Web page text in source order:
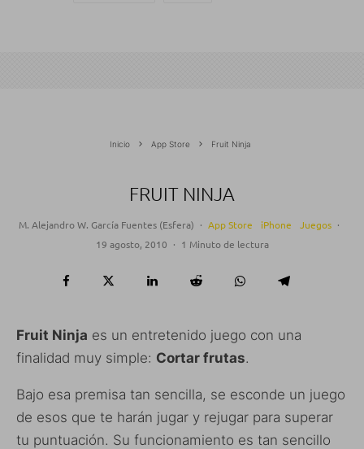
Inicio App Store Fruit Ninja
FRUIT NINJA
M. Alejandro W. García Fuentes (Esfera) · App Store iPhone Juegos ·
19 agosto, 2010 · 1 Minuto de lectura
Fruit Ninja es un entretenido juego con una
finalidad muy simple: Cortar frutas.
Bajo esa premisa tan sencilla, se esconde un juego
de esos que te harán jugar y rejugar para superar
tu puntuación. Su funcionamiento es tan sencillo